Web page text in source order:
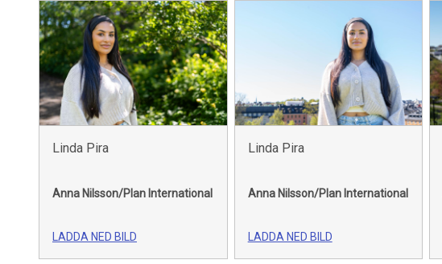
Linda Pira
Anna Nilsson/Plan International
LADDA NED BILD
Linda Pira
Anna Nilsson/Plan International
LADDA NED BILD